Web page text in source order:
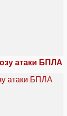
атаки БПЛА